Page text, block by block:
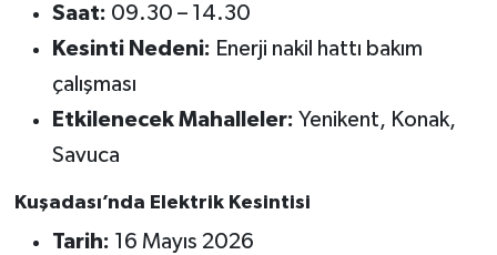
Saat: 09.30 – 14.30
Kesinti Nedeni: Enerji nakil hattı bakım
çalışması
Etkilenecek Mahalleler: Yenikent, Konak,
Savuca
Kuşadası’nda Elektrik Kesintisi
Tarih: 16 Mayıs 2026